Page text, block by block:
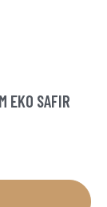
EKO SAFIR